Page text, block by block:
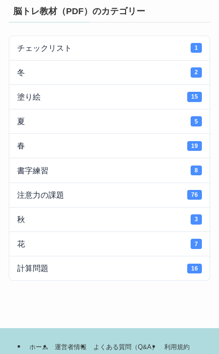
脳トレ教材（PDF）のカテゴリー
チェックリスト 1
冬 2
塗り絵 15
夏 5
春 19
書字練習 8
注意力の課題 76
秋 3
花 7
計算問題 16
ホーム 運営者情報 よくある質問（Q&A） 利用規約